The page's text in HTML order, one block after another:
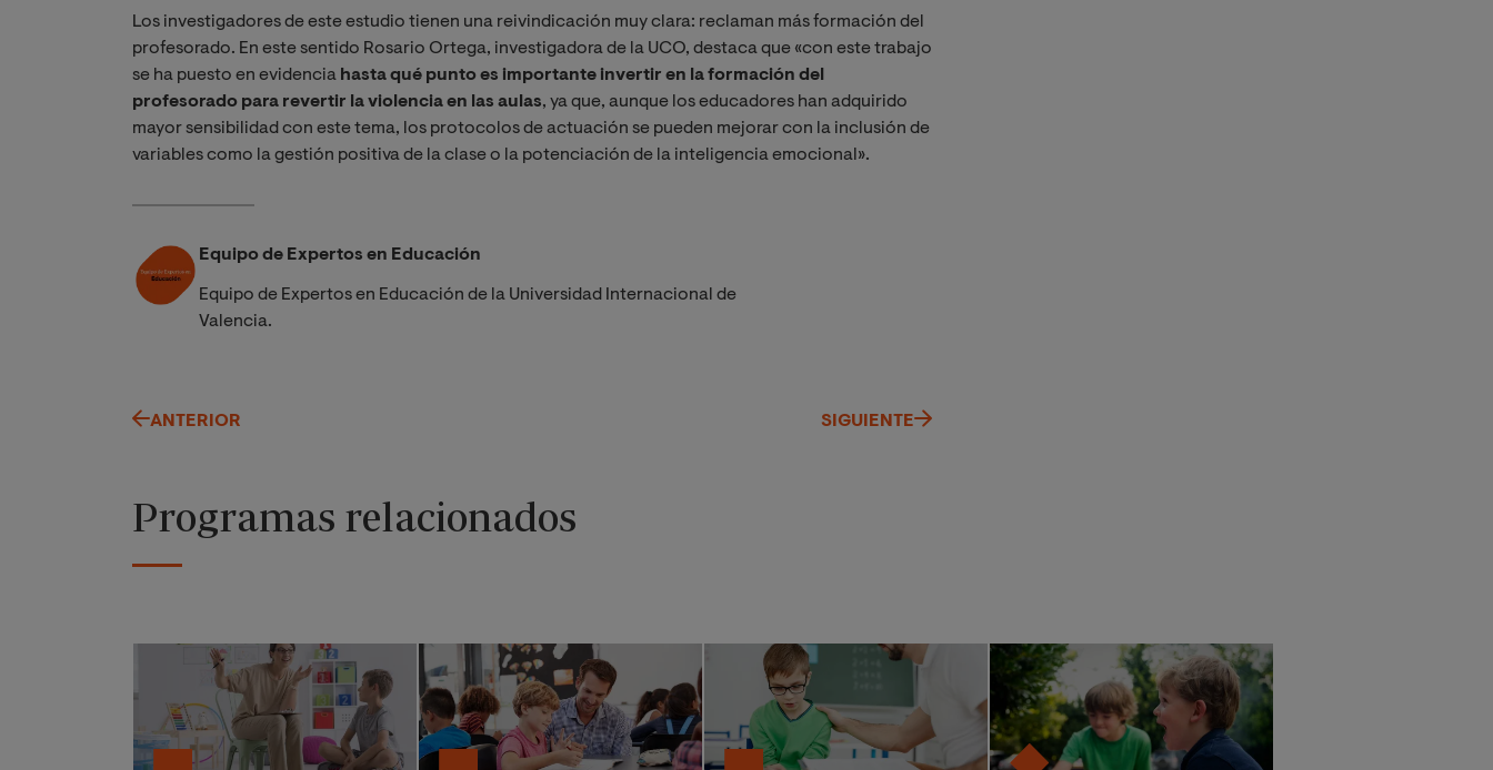
Los investigadores de este estudio tienen una reivindicación muy clara: reclaman más formación del
profesorado. En este sentido Rosario Ortega, investigadora de la UCO, destaca que «con este trabajo
se ha puesto en evidencia hasta qué punto es importante invertir en la formación del
profesorado para revertir la violencia en las aulas, ya que, aunque los educadores han adquirido
mayor sensibilidad con este tema, los protocolos de actuación se pueden mejorar con la inclusión de
variables como la gestión positiva de la clase o la potenciación de la inteligencia emocional».
Equipo de Expertos en Educación
Equipo de Expertos en Educación de la Universidad Internacional de
Valencia.
ANTERIOR SIGUIENTE
Programas relacionados